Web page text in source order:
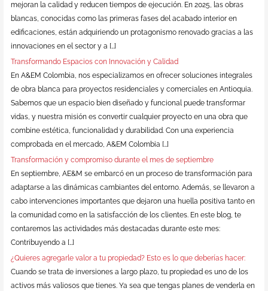
mejoran la calidad y reducen tiempos de ejecución. En 2025, las obras
blancas, conocidas como las primeras fases del acabado interior en
edificaciones, están adquiriendo un protagonismo renovado gracias a las
innovaciones en el sector y a […]
Transformando Espacios con Innovación y Calidad
En A&EM Colombia, nos especializamos en ofrecer soluciones integrales
de obra blanca para proyectos residenciales y comerciales en Antioquia.
Sabemos que un espacio bien diseñado y funcional puede transformar
vidas, y nuestra misión es convertir cualquier proyecto en una obra que
combine estética, funcionalidad y durabilidad. Con una experiencia
comprobada en el mercado, A&EM Colombia […]
Transformación y compromiso durante el mes de septiembre
En septiembre, AE&M se embarcó en un proceso de transformación para
adaptarse a las dinámicas cambiantes del entorno. Además, se llevaron a
cabo intervenciones importantes que dejaron una huella positiva tanto en
la comunidad como en la satisfacción de los clientes. En este blog, te
contaremos las actividades más destacadas durante este mes:
Contribuyendo a […]
¿Quieres agregarle valor a tu propiedad? Esto es lo que deberías hacer:
Cuando se trata de inversiones a largo plazo, tu propiedad es uno de los
activos más valiosos que tienes. Ya sea que tengas planes de venderla en